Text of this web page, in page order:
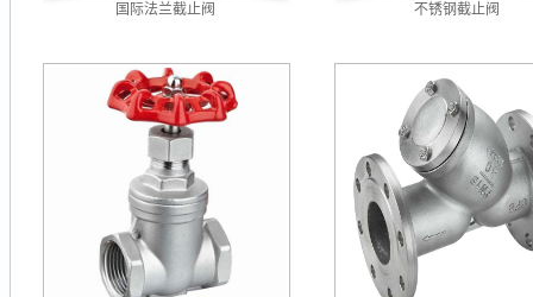
国际法兰截止阀 不锈钢截止阀